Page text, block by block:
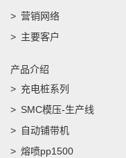
营销网络
主要客户
产品介绍
充电桩系列
SMC模压-生产线
自动铺带机
熔喷pp1500